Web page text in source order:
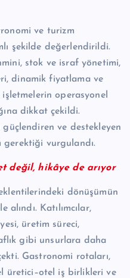
ve turizm
şekilde değerlendirildi.
stok ve israf yönetimi,
dinamik fiyatlama ve
operasyonel
dikkat çekildi.
güçlendiren ve destekleyen
gerektiği vurgulandı.
değil, hikâye de arıyor
dönüşümün
Katılımcılar,
üretim süreci,
gibi unsurlara daha
Gastronomi rotaları,
üretici–otel iş birlikleri ve